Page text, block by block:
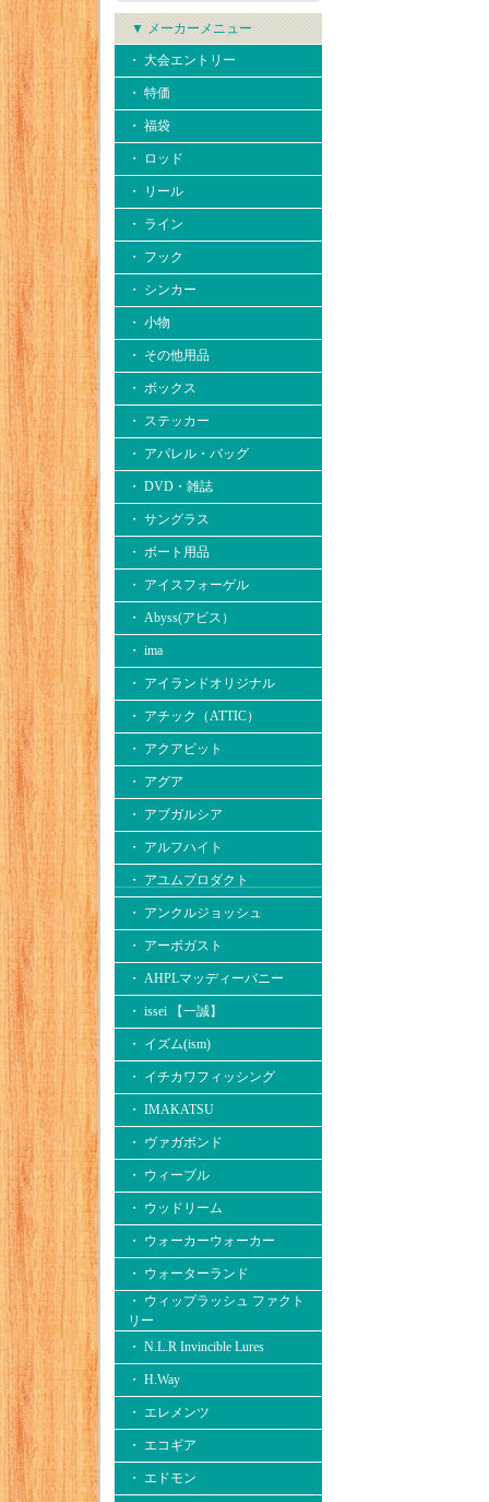
▼ メーカーメニュー
・ 大会エントリー
・ 特価
・ 福袋
・ ロッド
・ リール
・ ライン
・ フック
・ シンカー
・ 小物
・ その他用品
・ ボックス
・ ステッカー
・ アパレル・バッグ
・ DVD・雑誌
・ サングラス
・ ボート用品
・ アイスフォーゲル
・ Abyss(アビス）
・ ima
・ アイランドオリジナル
・ アチック（ATTIC）
・ アクアビット
・ アグア
・ アブガルシア
・ アルフハイト
・ アユムプロダクト
・ アンクルジョッシュ
・ アーボガスト
・ AHPLマッディーバニー
・ issei 【一誠】
・ イズム(ism)
・ イチカワフィッシング
・ IMAKATSU
・ ヴァガボンド
・ ウィーブル
・ ウッドリーム
・ ウォーカーウォーカー
・ ウォーターランド
・ ウィップラッシュ ファクト
リー
・ N.L.R Invincible Lures
・ H.Way
・ エレメンツ
・ エコギア
・ エドモン